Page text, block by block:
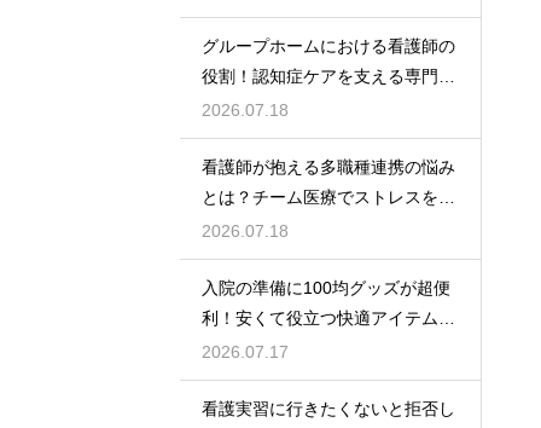
グループホームにおける看護師の
役割！認知症ケアを支える専門的
な力
2026.07.18
看護師が抱える多職種連携の悩み
とは？チーム医療でストレスを減
らす方法
2026.07.18
入院の準備に100均グッズが超便
利！安くて役立つ快適アイテムを
紹介
2026.07.17
看護実習に行きたくないと拒否し